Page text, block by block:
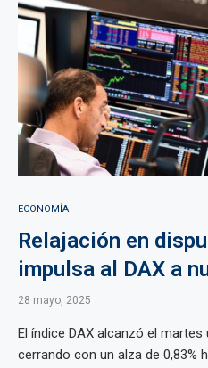
ECONOMÍA
Relajación en
impulsa al DAX a
28 mayo, 2025
El índice DAX alcanzó el
cerrando con un alza de 0,83%